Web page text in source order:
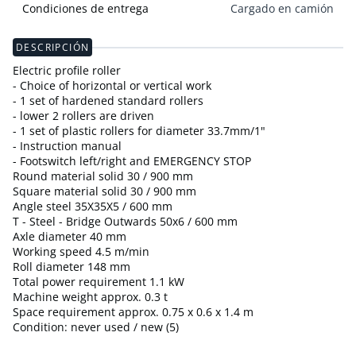
Condiciones de entrega Cargado en camión
DESCRIPCIÓN
Electric profile roller
- Choice of horizontal or vertical work
- 1 set of hardened standard rollers
- lower 2 rollers are driven
- 1 set of plastic rollers for diameter 33.7mm/1"
- Instruction manual
- Footswitch left/right and EMERGENCY STOP
Round material solid 30 / 900 mm
Square material solid 30 / 900 mm
Angle steel 35X35X5 / 600 mm
T - Steel - Bridge Outwards 50x6 / 600 mm
Axle diameter 40 mm
Working speed 4.5 m/min
Roll diameter 148 mm
Total power requirement 1.1 kW
Machine weight approx. 0.3 t
Space requirement approx. 0.75 x 0.6 x 1.4 m
Condition: never used / new (5)